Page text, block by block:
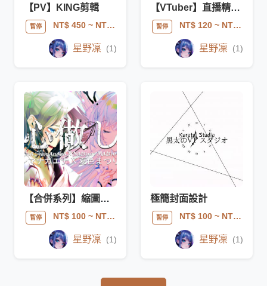
【PV】KING剪輯
暫停 NT$ 450~ NT$ 1200
星野凜 (1)
【VTuber】直播精華剪輯
暫停 NT$ 120~ NT$ 3800
星野凜 (1)
【合併系列】縮圖製作與設計 A版
暫停 NT$ 100~ NT$ 350
星野凜 (1)
極簡封面設計
暫停 NT$ 100~ NT$ 350
星野凜 (1)